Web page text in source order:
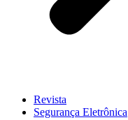
Revista
Segurança Eletrônica